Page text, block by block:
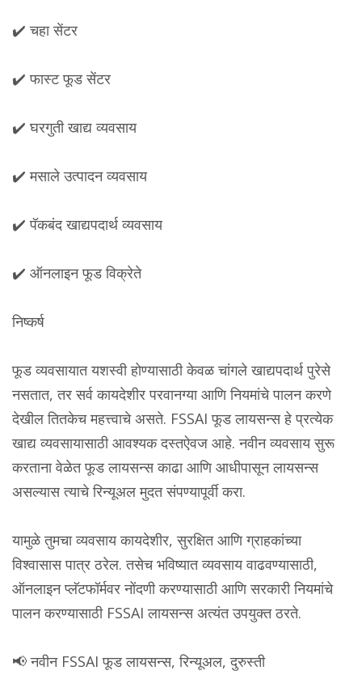
✔️ चहा सेंटर
✔️ फास्ट फूड सेंटर
✔️ घरगुती खाद्य व्यवसाय
✔️ मसाले उत्पादन व्यवसाय
✔️ पॅकबंद खाद्यपदार्थ व्यवसाय
✔️ ऑनलाइन फूड विक्रेते
निष्कर्ष
फूड व्यवसायात यशस्वी होण्यासाठी केवळ चांगले खाद्यपदार्थ पुरेसे
नसतात, तर सर्व कायदेशीर परवानग्या आणि नियमांचे पालन करणे
देखील तितकेच महत्त्वाचे असते. FSSAI फूड लायसन्स हे प्रत्येक
खाद्य व्यवसायासाठी आवश्यक दस्तऐवज आहे. नवीन व्यवसाय सुरू
करताना वेळेत फूड लायसन्स काढा आणि आधीपासून लायसन्स
असल्यास त्याचे रिन्यूअल मुदत संपण्यापूर्वी करा.
यामुळे तुमचा व्यवसाय कायदेशीर, सुरक्षित आणि ग्राहकांच्या
विश्वासास पात्र ठरेल. तसेच भविष्यात व्यवसाय वाढवण्यासाठी,
ऑनलाइन प्लॅटफॉर्मवर नोंदणी करण्यासाठी आणि सरकारी नियमांचे
पालन करण्यासाठी FSSAI लायसन्स अत्यंत उपयुक्त ठरते.
📢 नवीन FSSAI फूड लायसन्स, रिन्यूअल, दुरुस्ती